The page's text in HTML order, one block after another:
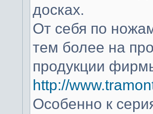
досках.
От себя по
тем более на
продукции
http://
Особенно к